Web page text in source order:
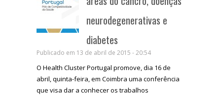
neurodegenerativas e
diabetes
Publicado em 13 de abril de 2015 - 20:54
O Health Cluster Portugal promove, dia 16 de
abril, quinta-feira, em Coimbra uma conferência
que visa dar a conhecer os trabalhos